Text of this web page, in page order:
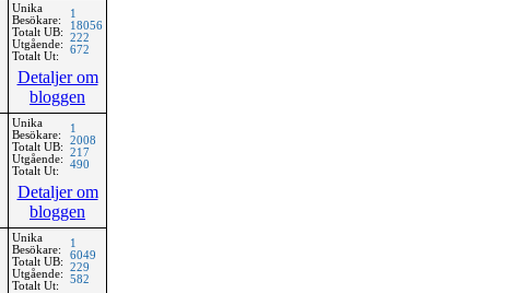
Unika
Besökare:
Totalt UB:
Utgående:
Totalt Ut:
1
18056
222
672
Detaljer om
bloggen
Unika
Besökare:
Totalt UB:
Utgående:
Totalt Ut:
1
2008
217
490
Detaljer om
bloggen
Unika
Besökare:
Totalt UB:
Utgående:
Totalt Ut:
1
6049
229
582